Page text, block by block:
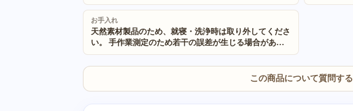
お手入れ
天然素材製品のため、就寝・洗浄時は取り外してくださ
い。 手作業測定のため若干の誤差が生じる場合があり
ます。ご了承ください。 全製品に天然・環境に優しい
素材を使用しています。 手作り天然品のため微細な凹
凸が見られる場合があり、天然の風合いにより実物の色この商品について質問する